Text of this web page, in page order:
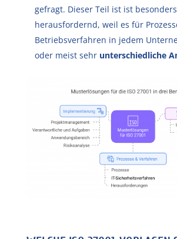
gefragt. Dieser Teil ist ist besonders
herausfordernd, weil es für
Betriebsverfahren in jedem
oder meist sehr unterschiedliche